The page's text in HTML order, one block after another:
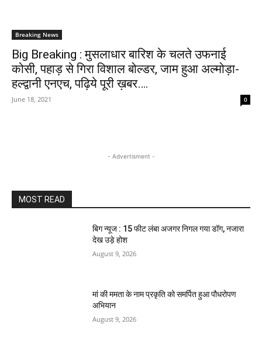
Breaking News
Big Breaking : मुसलाधार बारिश के चलते उफनाई
कोसी, पहाड़ से गिरा विशाल बोल्डर, जाम हुआ अल्मोड़ा-
हल्द्वानी एनएच, पढ़िये पूरी ख़बर….
June 18, 2021 0
- Advertisment -
MOST READ
बिग न्यूज : 15 फीट लंबा अजगर निगल गया डॉग, नजारा
देख उड़े होश
August 9, 2026
मां की ममता के नाम प्रकृति को समर्पित हुआ पौधरोपण
अभियान
August 9, 2026